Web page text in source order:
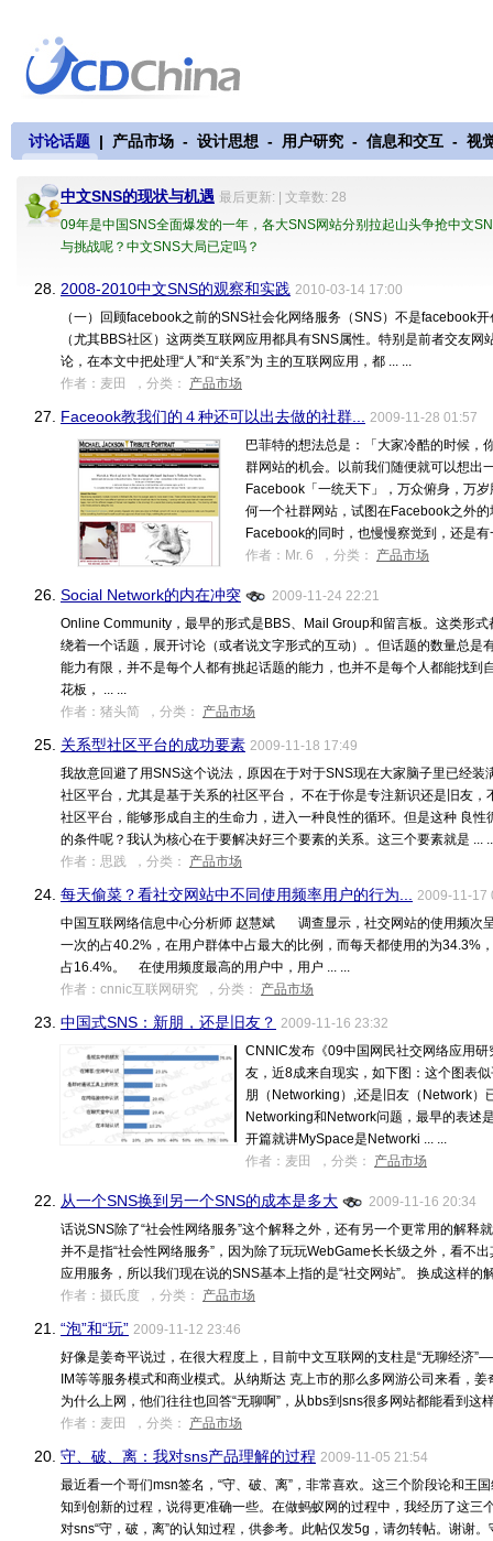
讨论话题 | 产品市场 - 设计思想 - 用户研究 - 信息和交互 - 视
中文SNS的现状与机遇 最后更新: | 文章数: 28
09年是中国SNS全面爆发的一年，各大SNS网站分别拉起山头争抢中文
与挑战呢？中文SNS大局已定吗？
28. 2008-2010中文SNS的观察和实践 2010-03-14 17:00
（一）回顾facebook之前的SNS社会化网络服务（SNS）不是facebook开
（尤其BBS社区）这两类互联网应用都具有SNS属性。特别是前者交友
论，在本文中把处理“人”和“关系”为 主的互联网应用，都 ... ...
作者：麦田 ，分类： 产品市场
27. Faceook教我们的４种还可以出去做的社群...
2009-11-28 01:57
巴菲特的想法总是：「大家冷酷的时候，
群网站的机会。以前我们随便就可以想出
Facebook「一统天下」，万众俯身，万
何一个社群网站，试图在Facebook之外
Facebook的同时，也慢慢察觉到，还是
作者：Mr. 6 ，分类： 产品市场
26. Social Network的内在冲突
2009-11-24 22:21
Online Community，最早的形式是BBS、Mail Group和留言板。这类形式
绕着一个话题，展开讨论（或者说文字形式的互动）。但话题的数量总是
能力有限，并不是每个人都有挑起话题的能力，也并不是每个人都能找到
花板， ... ...
作者：猪头简 ，分类： 产品市场
25. 关系型社区平台的成功要素 2009-11-18 17:49
我故意回避了用SNS这个说法，原因在于对于SNS现在大家脑子里已经
社区平台，尤其是基于关系的社区平台， 不在于你是专注新识还是旧友
社区平台，能够形成自主的生命力，进入一种良性的循环。但是这种 良
的条件呢？我认为核心在于要解决好三个要素的关系。这三个要素就是 ...
作者：思践 ，分类： 产品市场
24. 每天偷菜？看社交网站中不同使用频率用户的行为...
2009-11-17
中国互联网络信息中心分析师 赵慧斌 调查显示，社交网站的使用频次
一次的占40.2%，在用户群体中占最大的比例，而每天都使用的为34.3%
占16.4%。 在使用频度最高的用户中，用户 ... ...
作者：cnnic互联网研究 ，分类： 产品市场
23. 中国式SNS：新朋，还是旧友？ 2009-11-16 23:32
CNNIC发布《09中国网民社交网络应用
友，近8成来自现实，如下图：这个图表
朋（Networking）,还是旧友（Network）
Networking和Network问题，最早的表述
开篇就讲MySpace是Networki ... ...
作者：麦田 ，分类： 产品市场
22. 从一个SNS换到另一个SNS的成本是多大
2009-11-16 20:34
话说SNS除了“社会性网络服务”这个解释之外，还有另一个更常用的解释
并不是指“社会性网络服务”，因为除了玩玩WebGame长长级之外，看不
应用服务，所以我们现在说的SNS基本上指的是“社交网站”。 换成这样的
作者：摄氏度 ，分类： 产品市场
21. “泡”和“玩” 2009-11-12 23:46
好像是姜奇平说过，在很大程度上，目前中文互联网的支柱是“无聊经济
IM等等服务模式和商业模式。从纳斯达 克上市的那么多网游公司来看，
为什么上网，他们往往也回答“无聊啊”，从bbs到sns很多网站都能看到这
作者：麦田 ，分类： 产品市场
20. 守、破、离：我对sns产品理解的过程 2009-11-05 21:54
最近看一个哥们msn签名，“守、破、离”，非常喜欢。这三个阶段论和王
知到创新的过程，说得更准确一些。在做蚂蚁网的过程中，我经历了这三
对sns“守，破，离”的认知过程，供参考。此帖仅发5g，请勿转帖。谢谢